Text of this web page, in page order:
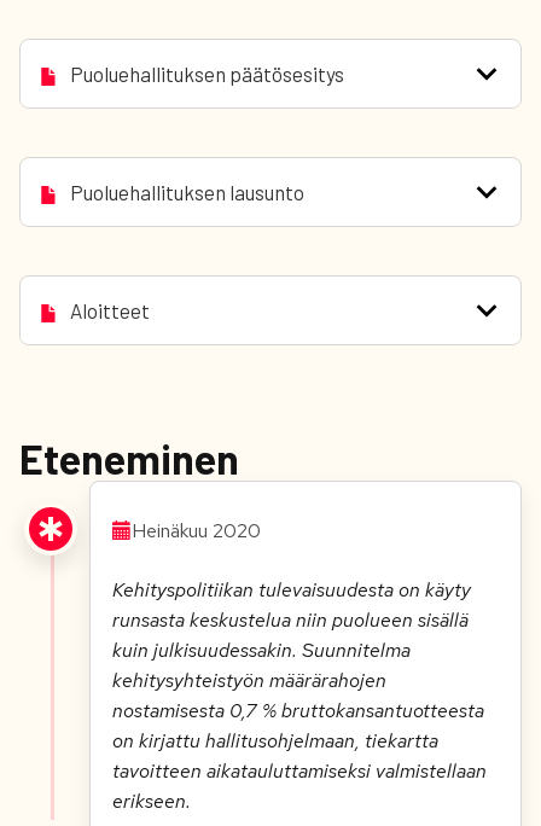
Puoluehallituksen päätösesitys
Puoluehallituksen lausunto
Aloitteet
Eteneminen
Heinäkuu 2020
Kehityspolitiikan tulevaisuudesta on käyty
runsasta keskustelua niin puolueen sisällä
kuin julkisuudessakin. Suunnitelma
kehitysyhteistyön määrärahojen
nostamisesta 0,7 % bruttokansantuotteesta
on kirjattu hallitusohjelmaan, tiekartta
tavoitteen aikatauluttamiseksi valmistellaan
erikseen.